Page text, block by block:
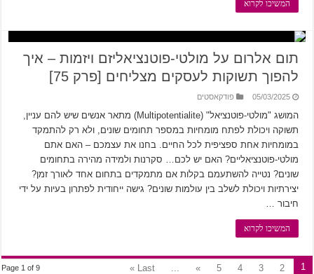
המשיכו לקרוא
תום אלרום על מולטי-פוטנציאליזם ויזמות – איך
להפוך תשוקות לעסקים מצליחים [פרק 75]
05/03/2025 פודקאסטים
המושג "מולטי-פוטנציאל" (Multipotentialite) מתאר אנשים שיש להם עניין,
תשוקה ויכולת לפתח מומחיות במספר תחומים שונים, ולא רק להתמקד
במומחיות אחת ספציפית לכל החיים. בחנו את עצמכם – האם אתם
מולטי-פוטנציאליים? האם יש לכם… סקרנות ולמידה מהירה בתחומים
שונים? נטייה להשתעמם בקלות אם מתמקדים בתחום אחד לאורך זמן?
יצירתיות ויכולת לשלב בין עולמות שונים? גישה ייחודית לפתרון בעיות על ידי
חיבור …
המשיכו לקרוא
Page 1 of 9 1
2
3
4
5
»
...
Last »